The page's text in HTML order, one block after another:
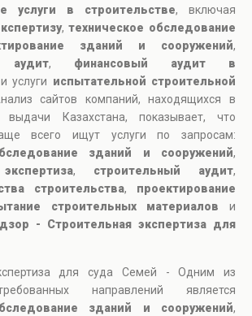
услуги в строительстве, включая
,техническое обследование
зданий и сооружений,
аудит, финансовый аудит в
и услуги испытательной строительной
сайтов компаний, находящихся в
выдачи Казахстана, показывает, что
всего ищут услуги по запросам:
зданий и сооружений,
, строительный аудит,
строительства, проектирование
строительных материалов и
- Строительная экспертиза для
для суда Семей - Одним из
направлений является
зданий и сооружений,